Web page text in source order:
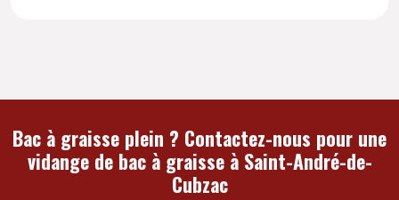
Bac à graisse plein ? Contactez-nous pour une
vidange de bac à graisse à Saint-André-de-
Cubzac